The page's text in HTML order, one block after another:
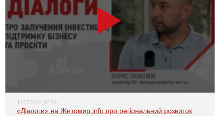
12.07.2024, 12:36
«Діалоги» на Житомир.info про регіональний розвиток